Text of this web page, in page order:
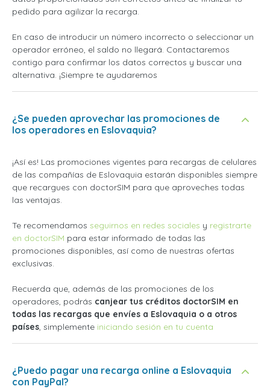
pedido para agilizar la recarga.
En caso de introducir un número incorrecto o seleccionar un
operador erróneo, el saldo no llegará. Contactaremos
contigo para confirmar los datos correctos y buscar una
alternativa. ¡Siempre te ayudaremos
¿Se pueden aprovechar las promociones de
los operadores en Eslovaquia?
¡Así es! Las promociones vigentes para recargas de celulares
de las compañías de Eslovaquia estarán disponibles siempre
que recargues con doctorSIM para que aproveches todas
las ventajas.
Te recomendamos seguirnos en redes sociales y registrarte
en doctorSIM para estar informado de todas las
promociones disponibles, así como de nuestras ofertas
exclusivas.
Recuerda que, además de las promociones de los
operadores, podrás canjear tus créditos doctorSIM en
todas las recargas que envíes a Eslovaquia o a otros
países, simplemente iniciando sesión en tu cuenta
¿Puedo pagar una recarga online a Eslovaquia
con PayPal?